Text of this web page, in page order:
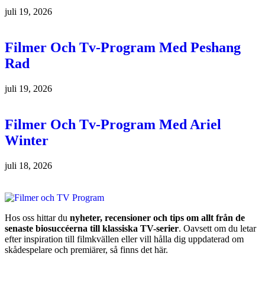
juli 19, 2026
Filmer Och Tv-Program Med Peshang
Rad
juli 19, 2026
Filmer Och Tv-Program Med Ariel
Winter
juli 18, 2026
Hos oss hittar du nyheter, recensioner och tips om allt från de
senaste biosuccéerna till klassiska TV-serier. Oavsett om du letar
efter inspiration till filmkvällen eller vill hålla dig uppdaterad om
skådespelare och premiärer, så finns det här.